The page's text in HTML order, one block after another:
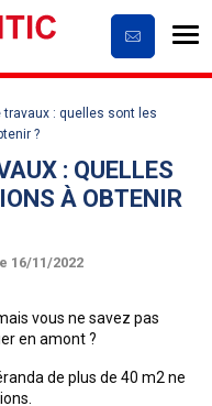
travaux : quelles sont les
?
: QUELLES
À OBTENIR
16/11/2022
vous ne savez pas
en amont ?
de plus de 40 m2 ne